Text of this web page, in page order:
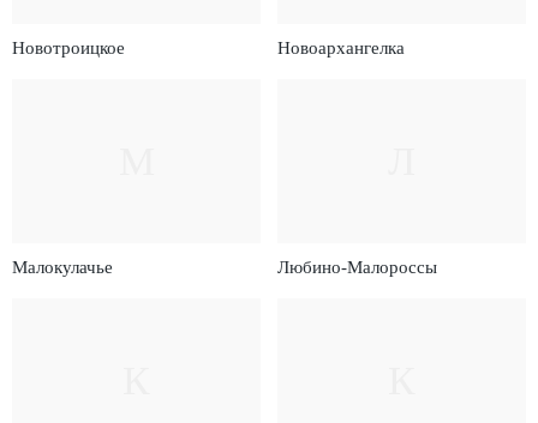
Новотроицкое Новоархангелка
Малокулачье Любино-Малороссы